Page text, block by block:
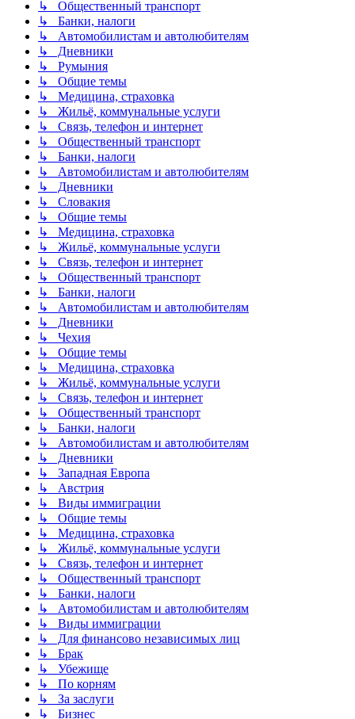
↳ Общественный транспорт
↳ Банки, налоги
↳ Автомобилистам и автолюбителям
↳ Дневники
↳ Румыния
↳ Общие темы
↳ Медицина, страховка
↳ Жильё, коммунальные услуги
↳ Связь, телефон и интернет
↳ Общественный транспорт
↳ Банки, налоги
↳ Автомобилистам и автолюбителям
↳ Дневники
↳ Словакия
↳ Общие темы
↳ Медицина, страховка
↳ Жильё, коммунальные услуги
↳ Связь, телефон и интернет
↳ Общественный транспорт
↳ Банки, налоги
↳ Автомобилистам и автолюбителям
↳ Дневники
↳ Чехия
↳ Общие темы
↳ Медицина, страховка
↳ Жильё, коммунальные услуги
↳ Связь, телефон и интернет
↳ Общественный транспорт
↳ Банки, налоги
↳ Автомобилистам и автолюбителям
↳ Дневники
↳ Западная Европа
↳ Австрия
↳ Виды иммиграции
↳ Общие темы
↳ Медицина, страховка
↳ Жильё, коммунальные услуги
↳ Связь, телефон и интернет
↳ Общественный транспорт
↳ Банки, налоги
↳ Автомобилистам и автолюбителям
↳ Виды иммиграции
↳ Для финансово независимых лиц
↳ Брак
↳ Убежище
↳ По корням
↳ За заслуги
↳ Бизнес